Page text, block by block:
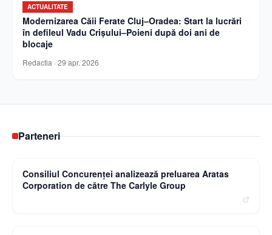
ACTUALITATE
Modernizarea Căii Ferate Cluj–Oradea: Start la lucrări
în defileul Vadu Crișului–Poieni după doi ani de
blocaje
Redactia · 29 apr. 2026
Parteneri
Consiliul Concurenței analizează preluarea Aratas
Corporation de către The Carlyle Group